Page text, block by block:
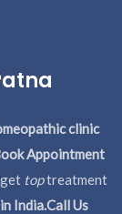
clinic
Appointment
toptreatment
India.Call Us